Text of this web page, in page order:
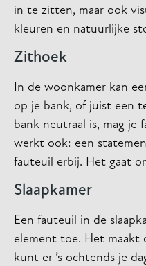
in te zitten, maar ook
kleuren en natuurlijke
Zithoek
In de woonkamer kan
op je bank, of juist een
bank neutraal is, mag je
werkt ook: een
fauteuil erbij. Het gaat
Slaapkamer
Een fauteuil in de
element toe. Het maakt
kunt er ’s ochtends je